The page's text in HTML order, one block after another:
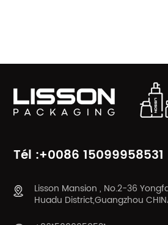
Tél :+0086 15099958531
Lisson Mansion , No.2-36
Huadu District,Guangzhou